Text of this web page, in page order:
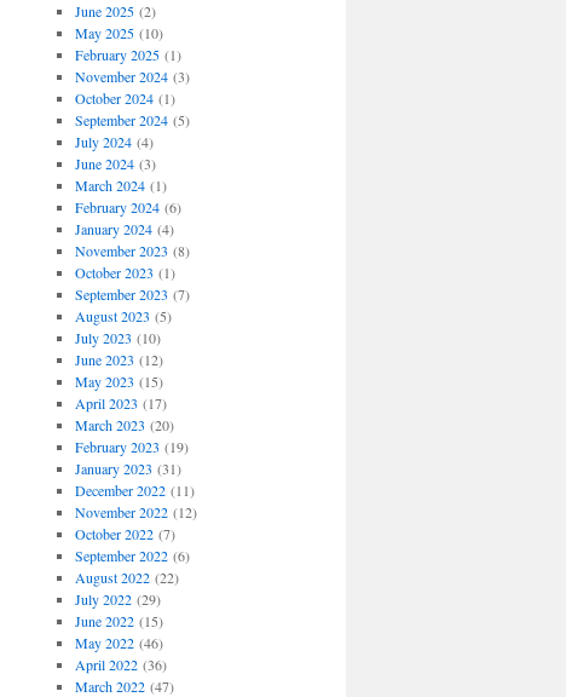
June 2025(2)
May 2025(10)
February 2025(1)
November 2024(3)
October 2024(1)
September 2024(5)
July 2024(4)
June 2024(3)
March 2024(1)
February 2024(6)
January 2024(4)
November 2023 (8)
October 2023 (1)
September 2023 (7)
August 2023 (5)
July 2023 (10)
June 2023 (12)
May 2023 (15)
April 2023 (17)
March 2023 (20)
February 2023 (19)
January 2023 (31)
December 2022(11)
November 2022(12)
October 2022(7)
September 2022(6)
August 2022(22)
July 2022(29)
June 2022(15)
May 2022(46)
April 2022(36)
March 2022(47)